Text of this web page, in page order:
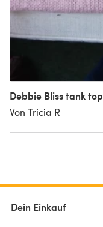
Debbie Bliss tank top
Von Tricia R
Dein Einkauf